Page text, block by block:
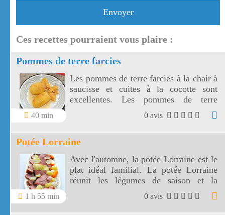
Envoyer
Ces recettes pourraient vous plaire :
Pommes de terre farcies
40 min
Les pommes de terre farcies à la chair à
saucisse et cuites à la cocotte sont
excellentes. Les pommes de terre
farcies sont faciles à préparer, rapides
dans sa réalisation et peu coûteuses
0 avis
Potée Lorraine
1 h 55 min
Avec l'automne, la potée Lorraine est le
plat idéal familial. La potée Lorraine
réunit les légumes de saison et la
charcuterie Lorraine.
0 avis